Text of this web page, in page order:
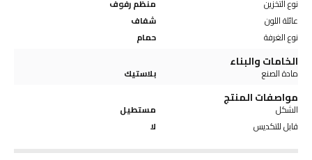
نوع التخزين
منظم رفوف
عائلة اللون
شفاف
نوع الغرفة
حمام
الخامات والبناء
مادة الصنع بلاستيك
مواصفات المنتج
الشكل
مستطيل
قابل للتكديس
لا